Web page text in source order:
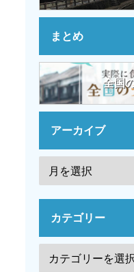
まとめ
全国
アーカイブ
カテゴリー